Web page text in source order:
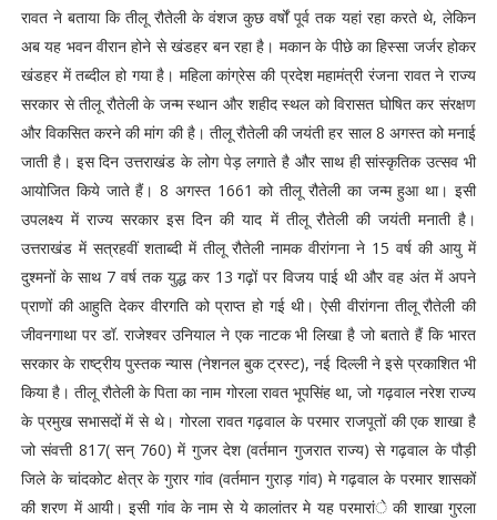
रावत ने बताया कि तीलू रौतेली के वंशज कुछ वर्षों पूर्व तक यहां रहा करते थे, लेकिन
अब यह भवन वीरान होने से खंडहर बन रहा है। मकान के पीछे का हिस्सा जर्जर होकर
खंडहर में तब्दील हो गया है। महिला कांग्रेस की प्रदेश महामंत्री रंजना रावत ने राज्य
सरकार से तीलू रौतेली के जन्म स्थान और शहीद स्थल को विरासत घोषित कर संरक्षण
और विकसित करने की मांग की है। तीलू रौतेली की जयंती हर साल 8 अगस्त को मनाई
जाती है। इस दिन उत्तराखंड के लोग पेड़ लगाते है और साथ ही सांस्कृतिक उत्सव भी
आयोजित किये जाते हैं। 8 अगस्त 1661 को तीलू रौतेली का जन्म हुआ था। इसी
उपलक्ष्य में राज्य सरकार इस दिन की याद में तीलू रौतेली की जयंती मनाती है।
उत्तराखंड में सत्रहवीं शताब्दी में तीलू रौतेली नामक वीरांगना ने 15 वर्ष की आयु में
दुश्मनों के साथ 7 वर्ष तक युद्ध कर 13 गढ़ों पर विजय पाई थी और वह अंत में अपने
प्राणों की आहुति देकर वीरगति को प्राप्त हो गई थी। ऐसी वीरांगना तीलू रौतेली की
जीवनगाथा पर डॉ. राजेश्वर उनियाल ने एक नाटक भी लिखा है जो बताते हैं कि भारत
सरकार के राष्ट्रीय पुस्तक न्यास (नेशनल बुक ट्रस्ट), नई दिल्ली ने इसे प्रकाशित भी
किया है। तीलू रौतेली के पिता का नाम गोरला रावत भूपसिंह था, जो गढ़वाल नरेश राज्य
के प्रमुख सभासदों में से थे। गोरला रावत गढ़वाल के परमार राजपूतों की एक शाखा है
जो संवत्ती 817( सन् 760) में गुजर देश (वर्तमान गुजरात राज्य) से गढ़वाल के पौड़ी
जिले के चांदकोट क्षेत्र के गुरार गांव (वर्तमान गुराड़ गांव) मे गढ़वाल के परमार शासकों
की शरण में आयी। इसी गांव के नाम से ये कालांतर मे यह परमारांे की शाखा गुरला